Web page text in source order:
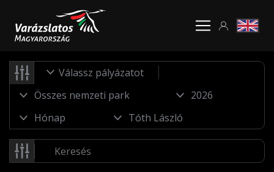
Válassz pályázatot